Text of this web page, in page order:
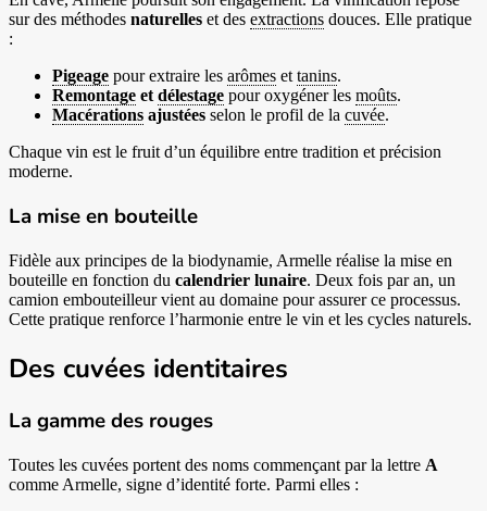
sur des méthodes naturelles et des extractions douces. Elle pratique
:
Pigeage pour extraire les arômes et tanins.
Remontage et délestage pour oxygéner les moûts.
Macérations ajustées selon le profil de la cuvée.
Chaque vin est le fruit d’un équilibre entre tradition et précision
moderne.
La mise en bouteille
Fidèle aux principes de la biodynamie, Armelle réalise la mise en
bouteille en fonction du calendrier lunaire. Deux fois par an, un
camion embouteilleur vient au domaine pour assurer ce processus.
Cette pratique renforce l’harmonie entre le vin et les cycles naturels.
Des cuvées identitaires
La gamme des rouges
Toutes les cuvées portent des noms commençant par la lettre A
comme Armelle, signe d’identité forte. Parmi elles :